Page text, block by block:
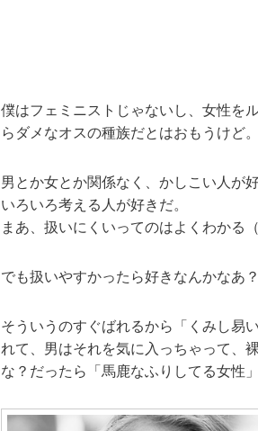
僕はフェミニストじゃないし、女性を
らダメなオスの種族だとはおもうけど。
男とか女とか関係なく、かしこい人が好
いろいろ考える人が好きだ。
まあ、扱いにくいってのはよくわかる（
でも扱いやすかったら好きなんかなあ？
そういうのすぐばれるから「くみし易
れて、男はそれを気に入っちゃって、
な？だったら「馬鹿なふりしてる女性